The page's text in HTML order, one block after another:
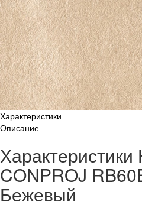
Характеристики
Описание
CONPROJ
Бежевый